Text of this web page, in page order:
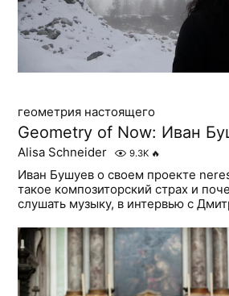
геометрия настоящего
Geometry of Now: Иван
Alisa Schneider 9.3K 🔥
Иван Бушуев о своем проекте
такое композиторский страх и
слушать музыку, в интервью с